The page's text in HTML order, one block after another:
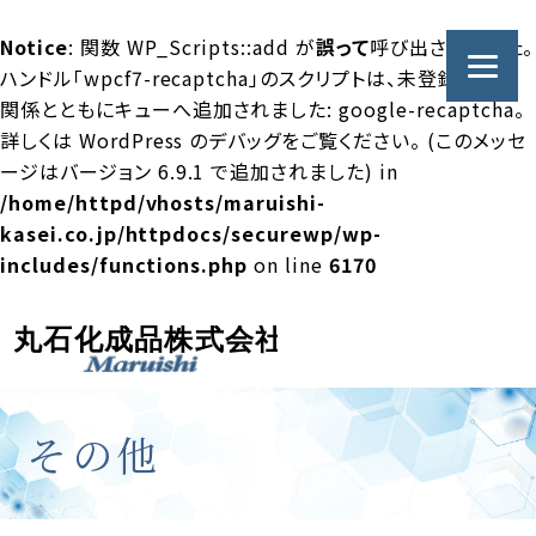
Notice: 関数 WP_Scripts::add が誤って呼び出されました。
ハンドル「wpcf7-recaptcha」のスクリプトは、未登録の依存
関係とともにキューへ追加されました: google-recaptcha。
詳しくは WordPress のデバッグをご覧ください。 (このメッセ
ージはバージョン 6.9.1 で追加されました) in
/home/httpd/vhosts/maruishi-
kasei.co.jp/httpdocs/securewp/wp-
includes/functions.php on line 6170
その他